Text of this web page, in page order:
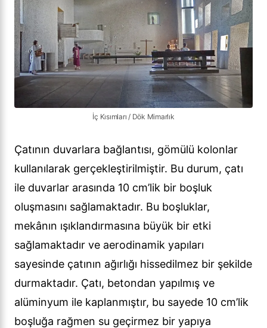
İç Kısımları / Dök Mimarlık
Çatının duvarlara bağlantısı, gömülü kolonlar
kullanılarak gerçekleştirilmiştir. Bu durum, çatı
ile duvarlar arasında 10 cm’lik bir boşluk
oluşmasını sağlamaktadır. Bu boşluklar,
mekânın ışıklandırmasına büyük bir etki
sağlamaktadır ve aerodinamik yapıları
sayesinde çatının ağırlığı hissedilmez bir şekilde
durmaktadır. Çatı, betondan yapılmış ve
alüminyum ile kaplanmıştır, bu sayede 10 cm’lik
boşluğa rağmen su geçirmez bir yapıya